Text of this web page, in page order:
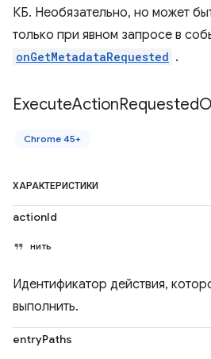
КБ. Необязательно, но может
только при явном запросе в
onGetMetadataRequested .
ExecuteActionRequested
Chrome 45+
ХАРАКТЕРИСТИКИ
actionId
нить
Идентификатор действия,
выполнить.
entryPaths